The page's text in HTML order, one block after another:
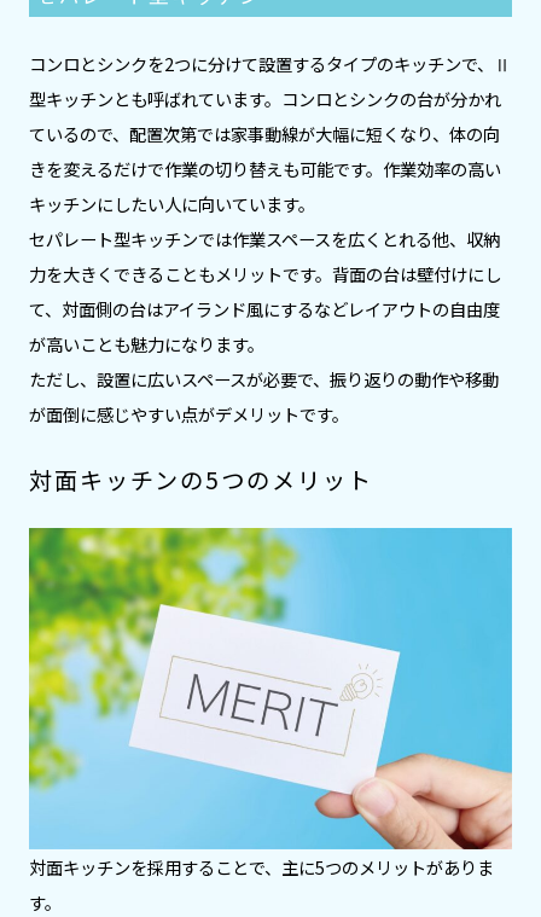
コンロとシンクを2つに分けて設置するタイプのキッチンで、Ⅱ
型キッチンとも呼ばれています。コンロとシンクの台が分かれ
ているので、配置次第では家事動線が大幅に短くなり、体の向
きを変えるだけで作業の切り替えも可能です。作業効率の高い
キッチンにしたい人に向いています。
セパレート型キッチンでは作業スペースを広くとれる他、収納
力を大きくできることもメリットです。背面の台は壁付けにし
て、対面側の台はアイランド風にするなどレイアウトの自由度
が高いことも魅力になります。
ただし、設置に広いスペースが必要で、振り返りの動作や移動
が面倒に感じやすい点がデメリットです。
対面キッチンの5つのメリット
対面キッチンを採用することで、主に5つのメリットがありま
す。